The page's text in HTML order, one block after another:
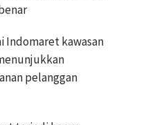
Indomaret kawasan
pelanggan